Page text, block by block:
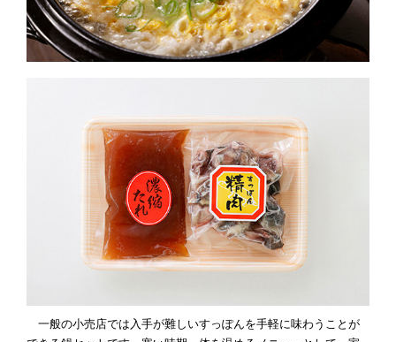
一般の小売店では入手が難しいすっぽんを手軽に味わうことが